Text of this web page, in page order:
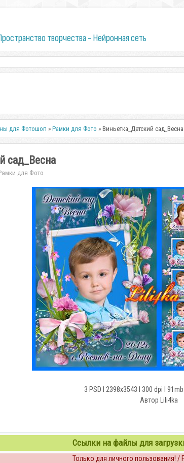
творчества - Нейронная сеть
для Фотошоп »Рамки для Фото » Виньетка_Детский сад_Весна
сад_Весна
для Фото
3 PSD l 2398х3543 l 300 dpi l
Автор Lili4ka
Ссылки на файлы для
Только для личного пользования! /